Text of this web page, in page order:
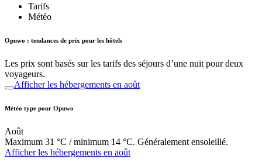
Tarifs
Météo
Opuwo : tendances de prix pour les hôtels
Les prix sont basés sur les tarifs des séjours d’une nuit pour deux
voyageurs.
Afficher les hébergements en août
Météo type pour Opuwo
Août
Maximum 31 °C / minimum 14 °C. Généralement ensoleillé.
Afficher les hébergements en août